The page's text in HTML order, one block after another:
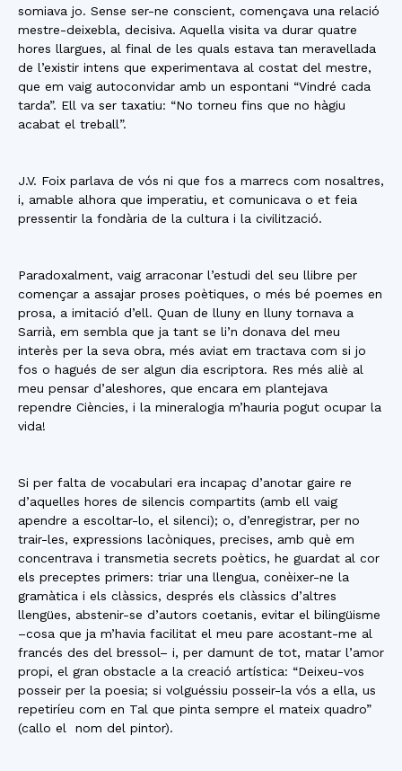
somiava jo. Sense ser-ne conscient, començava una relació
mestre-deixebla, decisiva. Aquella visita va durar quatre
hores llargues, al final de les quals estava tan meravellada
de l’existir intens que experimentava al costat del mestre,
que em vaig autoconvidar amb un espontani “Vindré cada
tarda”. Ell va ser taxatiu: “No torneu fins que no hàgiu
acabat el treball”.
J.V. Foix parlava de vós ni que fos a marrecs com nosaltres,
i, amable alhora que imperatiu, et comunicava o et feia
pressentir la fondària de la cultura i la civilització.
Paradoxalment, vaig arraconar l’estudi del seu llibre per
començar a assajar proses poètiques, o més bé poemes en
prosa, a imitació d’ell. Quan de lluny en lluny tornava a
Sarrià, em sembla que ja tant se li’n donava del meu
interès per la seva obra, més aviat em tractava com si jo
fos o hagués de ser algun dia escriptora. Res més aliè al
meu pensar d’aleshores, que encara em plantejava
rependre Ciències, i la mineralogia m’hauria pogut ocupar la
vida!
Si per falta de vocabulari era incapaç d’anotar gaire re
d’aquelles hores de silencis compartits (amb ell vaig
apendre a escoltar-lo, el silenci); o, d’enregistrar, per no
trair-les, expressions lacòniques, precises, amb què em
concentrava i transmetia secrets poètics, he guardat al cor
els preceptes primers: triar una llengua, conèixer-ne la
gramàtica i els clàssics, després els clàssics d’altres
llengües, abstenir-se d’autors coetanis, evitar el bilingüisme
–cosa que ja m’havia facilitat el meu pare acostant-me al
francés des del bressol– i, per damunt de tot, matar l’amor
propi, el gran obstacle a la creació artística: “Deixeu-vos
posseir per la poesia; si volguéssiu posseir-la vós a ella, us
repetiríeu com en Tal que pinta sempre el mateix quadro”
(callo el nom del pintor).